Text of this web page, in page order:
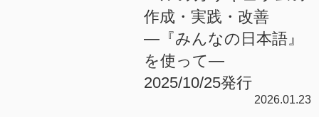
作成・実践・改善
―『みんなの日本語』
を使って―
2025/10/25発行
2026.01.23